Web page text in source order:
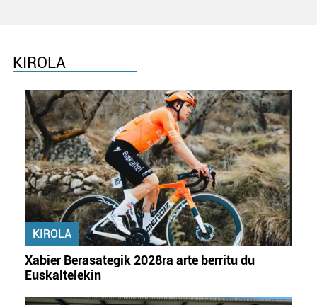
KIROLA
KIROLA
Xabier Berasategik 2028ra arte berritu du
Euskaltelekin